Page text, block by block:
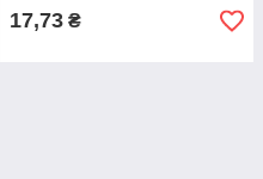
17,73 ₴